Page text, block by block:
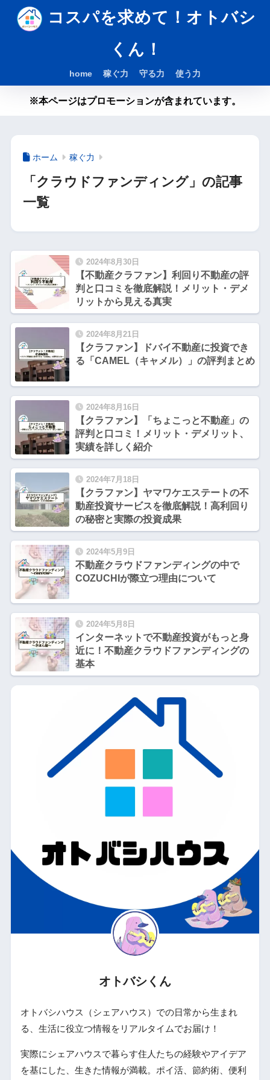
コスパを求めて！オトバシ
くん！
home 稼ぐ力 守る力 使う力
※本ページはプロモーションが含まれています。
ホーム 稼ぐ力
「クラウドファンディング」の記事
一覧
2024年8月30日
【不動産クラファン】利回り不動産の評
判と口コミを徹底解説！メリット・デメ
リットから見える真実
2024年8月21日
【クラファン】ドバイ不動産に投資でき
る「CAMEL（キャメル）」の評判まとめ
2024年8月16日
【クラファン】「ちょこっと不動産」の
評判と口コミ！メリット・デメリット、
実績を詳しく紹介
2024年7月18日
【クラファン】ヤマワケエステートの不
動産投資サービスを徹底解説！高利回り
の秘密と実際の投資成果
2024年5月9日
不動産クラウドファンディングの中で
COZUCHIが際立つ理由について
2024年5月8日
インターネットで不動産投資がもっと身
近に！不動産クラウドファンディングの
基本
オトバシくん
オトバシハウス（シェアハウス）での日常から生まれ
る、生活に役立つ情報をリアルタイムでお届け！
実際にシェアハウスで暮らす住人たちの経験やアイデア
を基にした、生きた情報が満載。ポイ活、節約術、便利